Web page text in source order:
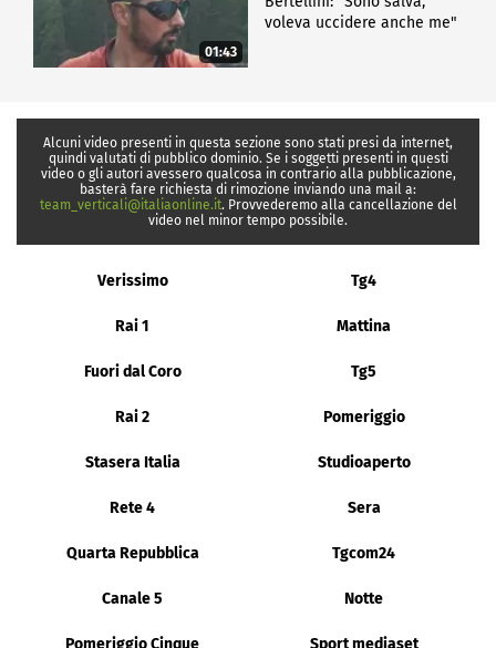
01:43
voleva uccidere anche me"
Alcuni video presenti in questa sezione sono stati presi da internet,
quindi valutati di pubblico dominio. Se i soggetti presenti in questi
video o gli autori avessero qualcosa in contrario alla pubblicazione,
basterà fare richiesta di rimozione inviando una mail a:
team_verticali@italiaonline.it. Provvederemo alla cancellazione del
video nel minor tempo possibile.
Verissimo Tg4
Rai 1 Mattina
Fuori dal Coro Tg5
Rai 2 Pomeriggio
Stasera Italia Studioaperto
Rete 4 Sera
Quarta Repubblica Tgcom24
Canale 5 Notte
Pomeriggio Cinque Sport mediaset